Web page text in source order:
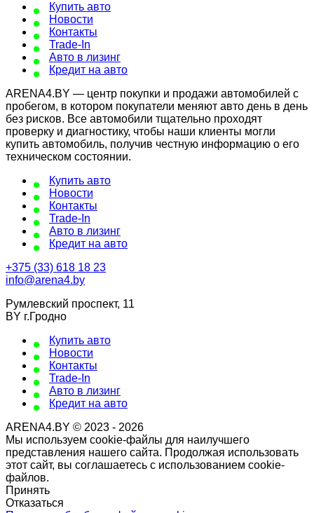
Купить авто
Новости
Контакты
Trade-In
Авто в лизинг
Кредит на авто
ARENA4.BY — центр покупки и продажи автомобилей с
пробегом, в котором покупатели меняют авто день в день
без рисков. Все автомобили тщательно проходят
проверку и диагностику, чтобы наши клиенты могли
купить автомобиль, получив честную информацию о его
техническом состоянии.
Купить авто
Новости
Контакты
Trade-In
Авто в лизинг
Кредит на авто
+375 (33) 618 18 23
info@arena4.by
Румлевский проспект, 11
BY г.Гродно
Купить авто
Новости
Контакты
Trade-In
Авто в лизинг
Кредит на авто
ARENA4.BY © 2023 - 2026
Мы используем cookie-файлы для наилучшего
представления нашего сайта. Продолжая использовать
этот сайт, вы соглашаетесь с использованием cookie-
файлов.
Принять
Отказаться